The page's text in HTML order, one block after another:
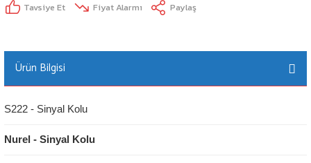
Tavsiye Et Fiyat Alarmı Paylaş
Ürün Bilgisi
S222 - Sinyal Kolu
Nurel - Sinyal Kolu